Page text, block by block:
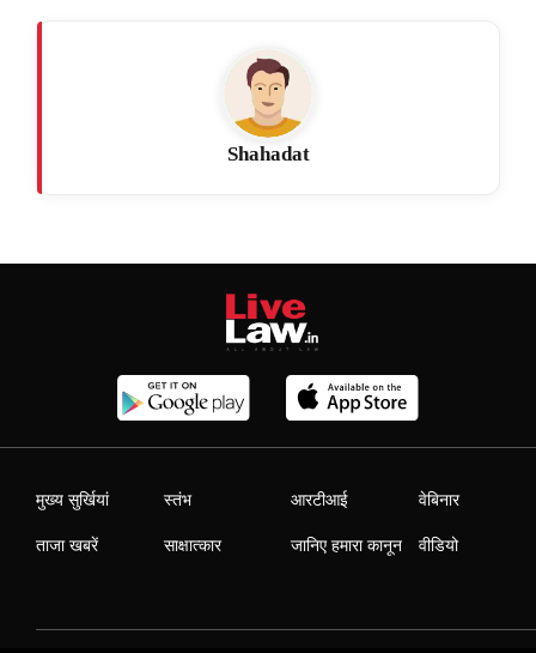
Shahadat
मुख्य सुर्खियां
ताजा खबरें
स्तंभ
साक्षात्कार
आरटीआई
जानिए हमारा कानून
वेबिनार
वीडियो